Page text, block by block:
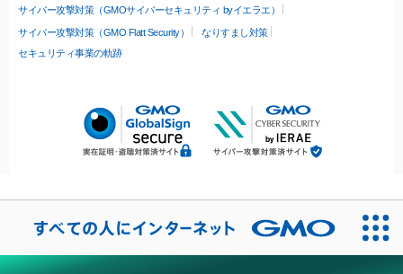
サイバー攻撃対策（GMOサイバーセキュリティ byイエラエ）
サイバー攻撃対策（GMO Flatt Security）
なりすまし対策
セキュリティ事業の軌跡